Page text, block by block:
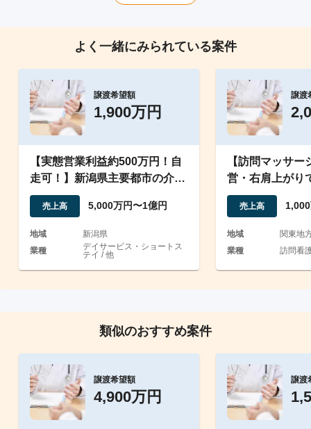
よく一緒にみられている案件
譲渡希望額
1,900万円
【実態営業利益約500万円！自
走可！】新潟県主要都市の介護
事業譲渡案件
売上高 5,000万円〜1億円
地域
新潟県
業種
デイサービス・ショートス
テイ / 他
譲渡
【訪問マッサ
営・右肩上がり
売上高
地域
関東地
業種
訪問看
類似のおすすめ案件
譲渡希望額
4,900万円
譲渡